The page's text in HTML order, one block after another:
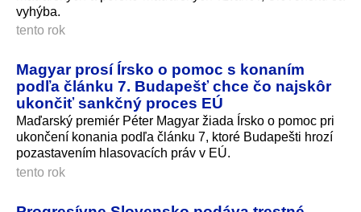
vyhýba.
tento rok
Magyar prosí Írsko o pomoc s konaním
podľa článku 7. Budapešť chce čo najskôr
ukončiť sankčný proces EÚ
Maďarský premiér Péter Magyar žiada Írsko o pomoc pri
ukončení konania podľa článku 7, ktoré Budapešti hrozí
pozastavením hlasovacích práv v EÚ.
tento rok